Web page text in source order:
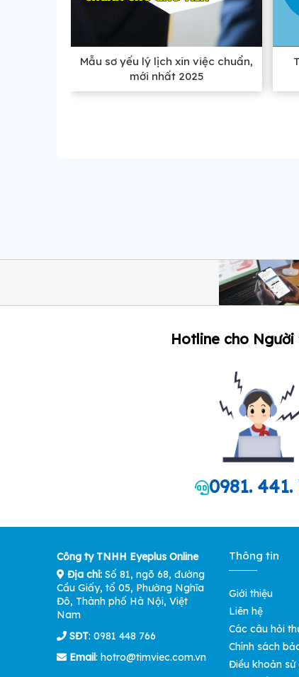
Mẫu sơ yếu lý lịch xin việc chuẩn,
mới nhất 2025
Hotline cho Người
0981. 441.
Công ty TNHH Eyeplus Online
Địa chỉ: Số 81, ngõ 68, đường
Cầu Giấy, tổ 05, Phường Nghĩa
Đô, Thành phố Hà Nội, Việt
Nam
SĐT: 0981 448 766
Email: hotro@timviec.com.vn
Thông tin
Giới thiệu
Liên hệ
Các câu hỏi
Chính sách
Điều khoản sử